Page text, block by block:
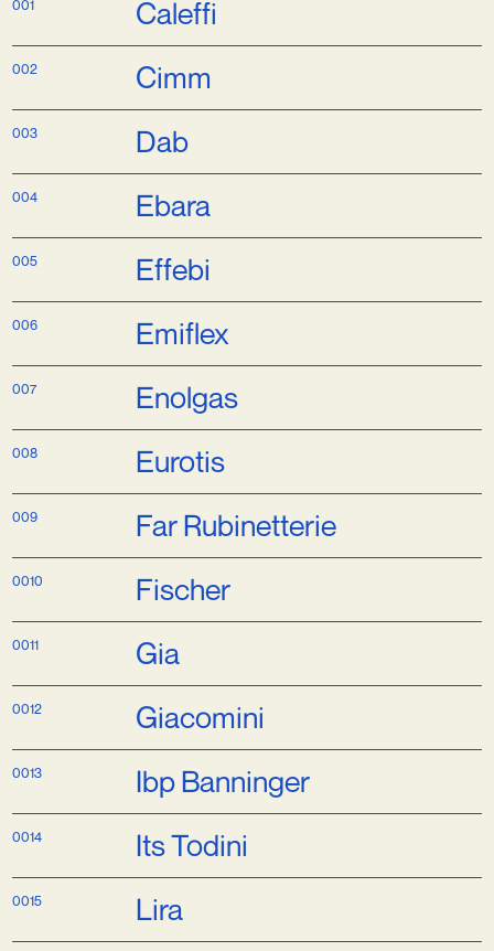
001
Caleffi
002
Cimm
003
Dab
004
Ebara
005
Effebi
006
Emiflex
007
Enolgas
008
Eurotis
009
Far Rubinetterie
0010
Fischer
0011
Gia
0012
Giacomini
0013
Ibp Banninger
0014
Its Todini
0015